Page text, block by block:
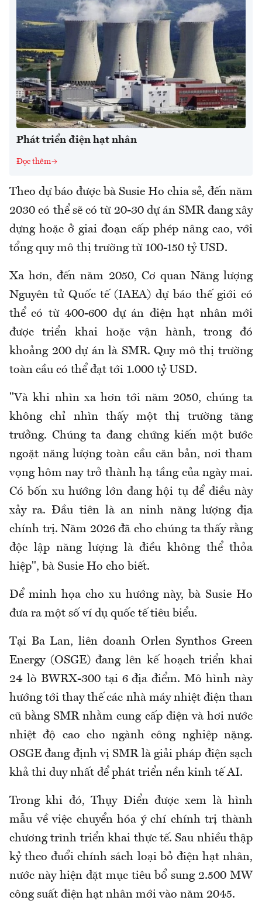
Phát triển điện hạt nhân
Đọc thêm
Theo dự báo được bà Susie Ho chia sẻ, đến năm
2030 có thể sẽ có từ 20-30 dự án SMR đang xây
dựng hoặc ở giai đoạn cấp phép nâng cao, với
tổng quy mô thị trường từ 100-150 tỷ USD.
Xa hơn, đến năm 2050, Cơ quan Năng lượng
Nguyên tử Quốc tế (IAEA) dự báo thế giới có
thể có từ 400-600 dự án điện hạt nhân mới
được triển khai hoặc vận hành, trong đó
khoảng 200 dự án là SMR. Quy mô thị trường
toàn cầu có thể đạt tới 1.000 tỷ USD.
"Và khi nhìn xa hơn tới năm 2050, chúng ta
không chỉ nhìn thấy một thị trường tăng
trưởng. Chúng ta đang chứng kiến một bước
ngoặt năng lượng toàn cầu căn bản, nơi tham
vọng hôm nay trở thành hạ tầng của ngày mai.
Có bốn xu hướng lớn đang hội tụ để điều này
xảy ra. Đầu tiên là an ninh năng lượng địa
chính trị. Năm 2026 đã cho chúng ta thấy rằng
độc lập năng lượng là điều không thể thỏa
hiệp", bà Susie Ho cho biết.
Để minh họa cho xu hướng này, bà Susie Ho
đưa ra một số ví dụ quốc tế tiêu biểu.
Tại Ba Lan, liên doanh Orlen Synthos Green
Energy (OSGE) đang lên kế hoạch triển khai
24 lò BWRX-300 tại 6 địa điểm. Mô hình này
hướng tới thay thế các nhà máy nhiệt điện than
cũ bằng SMR nhằm cung cấp điện và hơi nước
nhiệt độ cao cho ngành công nghiệp nặng.
OSGE đang định vị SMR là giải pháp điện sạch
khả thi duy nhất để phát triển nền kinh tế AI.
Trong khi đó, Thụy Điển được xem là hình
mẫu về việc chuyển hóa ý chí chính trị thành
chương trình triển khai thực tế. Sau nhiều thập
kỷ theo đuổi chính sách loại bỏ điện hạt nhân,
nước này hiện đặt mục tiêu bổ sung 2.500 MW
công suất điện hạt nhân mới vào năm 2045.